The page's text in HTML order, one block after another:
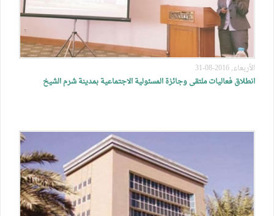
الأربعاء, 2016-08-31
انطلاق فعاليات ملتقى وجائزة المسئولية الاجتماعية بمدينة شرم الشيخ